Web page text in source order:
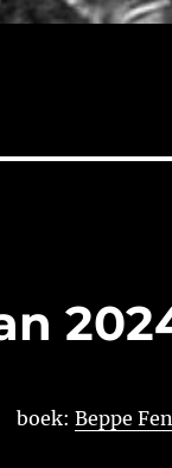
boek: Beppe